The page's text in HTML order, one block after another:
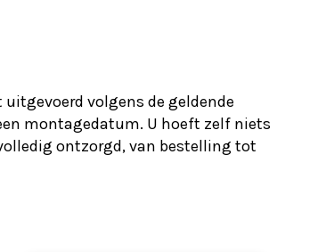
volgens de geldende
montage­datum. U hoeft zelf niets
ontzorgd, van bestelling tot